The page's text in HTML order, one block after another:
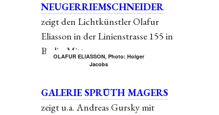
NEUGERRIEMSCHNEIDER
zeigt den Lichtkünstler Olafur
Eliasson in der Linienstrasse 155 in
Berlin-Mitte.
OLAFUR ELIASSON, Photo: Holger
Jacobs
GALERIE SPRÜTH MAGERS
zeigt u.a. Andreas Gursky mit